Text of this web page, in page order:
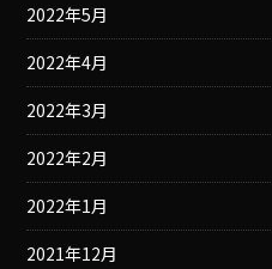
2022年5月
2022年4月
2022年3月
2022年2月
2022年1月
2021年12月